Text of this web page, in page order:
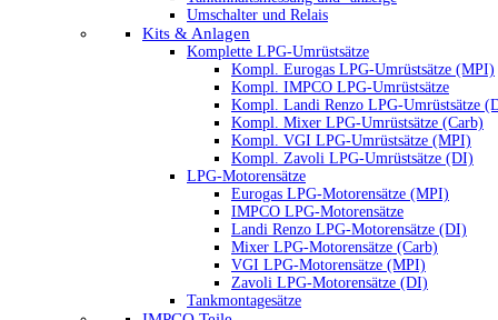
Umschalter und Relais
Kits & Anlagen
Komplette LPG-Umrüstsätze
Kompl. Eurogas LPG-Umrüstsätze (MPI)
Kompl. IMPCO LPG-Umrüstsätze
Kompl. Landi Renzo LPG-Umrüstsätze
Kompl. Mixer LPG-Umrüstsätze (Carb)
Kompl. VGI LPG-Umrüstsätze (MPI)
Kompl. Zavoli LPG-Umrüstsätze (DI)
LPG-Motorensätze
Eurogas LPG-Motorensätze (MPI)
IMPCO LPG-Motorensätze
Landi Renzo LPG-Motorensätze (DI)
Mixer LPG-Motorensätze (Carb)
VGI LPG-Motorensätze (MPI)
Zavoli LPG-Motorensätze (DI)
Tankmontagesätze